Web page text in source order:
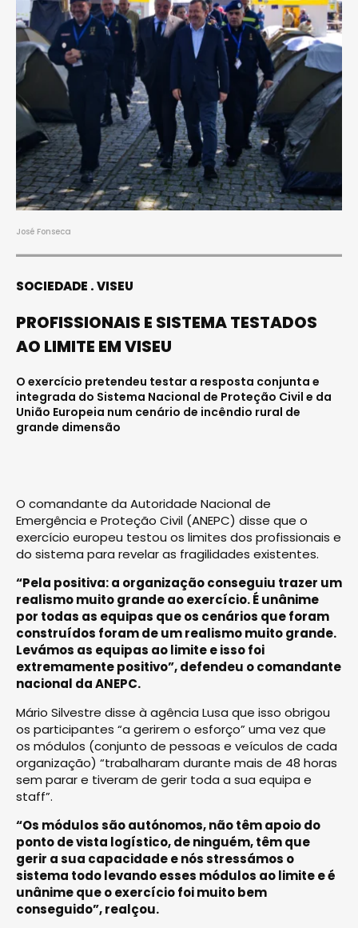
José Fonseca
SOCIEDADE VISEU
PROFISSIONAIS E SISTEMA TESTADOS
AO LIMITE EM VISEU
O exercício pretendeu testar a resposta conjunta e
integrada do Sistema Nacional de Proteção Civil e da
União Europeia num cenário de incêndio rural de
grande dimensão
O comandante da Autoridade Nacional de
Emergência e Proteção Civil (ANEPC) disse que o
exercício europeu testou os limites dos profissionais e
do sistema para revelar as fragilidades existentes.
“Pela positiva: a organização conseguiu trazer um
realismo muito grande ao exercício. É unânime
por todas as equipas que os cenários que foram
construídos foram de um realismo muito grande.
Levámos as equipas ao limite e isso foi
extremamente positivo”, defendeu o comandante
nacional da ANEPC.
Mário Silvestre disse à agência Lusa que isso obrigou
os participantes “a gerirem o esforço” uma vez que
os módulos (conjunto de pessoas e veículos de cada
organização) “trabalharam durante mais de 48 horas
sem parar e tiveram de gerir toda a sua equipa e
staff”.
“Os módulos são autónomos, não têm apoio do
ponto de vista logístico, de ninguém, têm que
gerir a sua capacidade e nós stressámos o
sistema todo levando esses módulos ao limite e é
unânime que o exercício foi muito bem
conseguido”, realçou.